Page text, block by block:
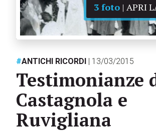
3 foto | APRI
#ANTICHI RICORDI | 13/03/2015
Testimonianze
Castagnola e
Ruvigliana